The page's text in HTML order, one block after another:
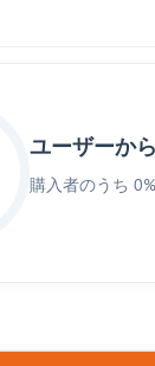
ユーザーか
購入者のうち